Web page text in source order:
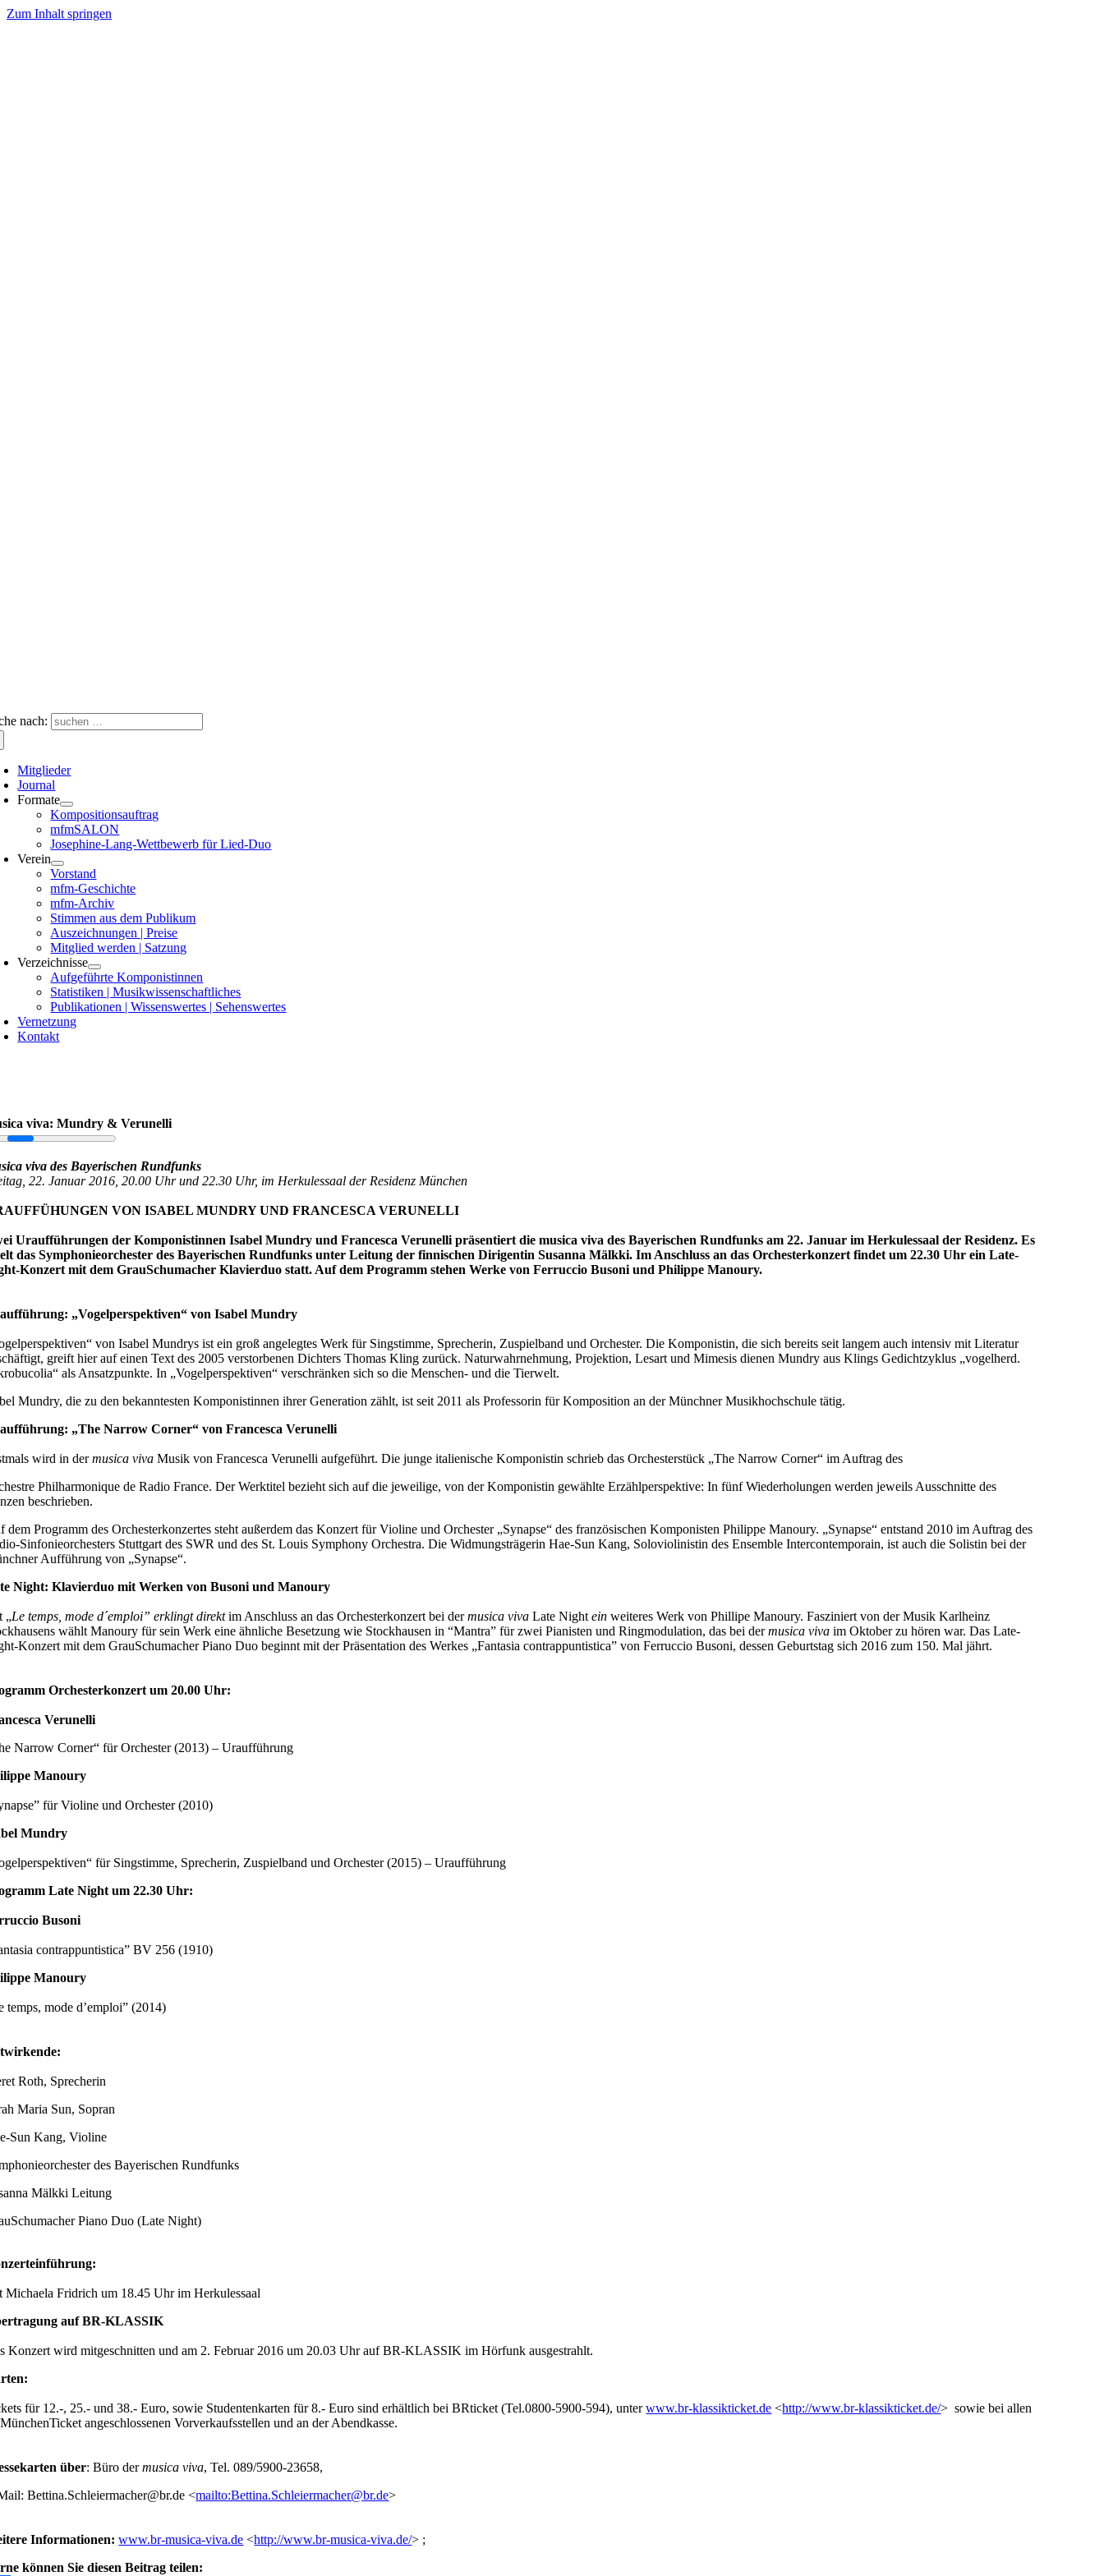
Zum Inhalt springen
nach:
Mitglieder
Journal
Formate
Kompositionsauftrag
mfmSALON
Josephine-Lang-Wettbewerb für Lied-Duo
Verein
Vorstand
mfm-Geschichte
mfm-Archiv
Stimmen aus dem Publikum
Auszeichnungen | Preise
Mitglied werden | Satzung
Verzeichnisse
Aufgeführte Komponistinnen
Statistiken | Musikwissenschaftliches
Publikationen | Wissenswertes | Sehenswertes
Vernetzung
Kontakt
viva: Mundry & Verunelli
viva des Bayerischen Rundfunks
22. Januar 2016, 20.00 Uhr und 22.30 Uhr, im Herkulessaal der Residenz München
VON ISABEL MUNDRY UND FRANCESCA VERUNELLI
Uraufführungen der Komponistinnen Isabel Mundry und Francesca Verunelli präsentiert die musica viva des Bayerischen Rundfunks am 22. Januar im Herkulessaal der Residenz. Es
das Symphonieorchester des Bayerischen Rundfunks unter Leitung der finnischen Dirigentin Susanna Mälkki. Im Anschluss an das Orchesterkonzert findet um 22.30 Uhr ein Late-
Konzert mit dem GrauSchumacher Klavierduo statt. Auf dem Programm stehen Werke von Ferruccio Busoni und Philippe Manoury.
„Vogelperspektiven“ von Isabel Mundry
von Isabel Mundrys ist ein groß angelegtes Werk für Singstimme, Sprecherin, Zuspielband und Orchester. Die Komponistin, die sich bereits seit langem auch intensiv mit Literatur
greift hier auf einen Text des 2005 verstorbenen Dichters Thomas Kling zurück. Naturwahrnehmung, Projektion, Lesart und Mimesis dienen Mundry aus Klings Gedichtzyklus „vogelherd.
als Ansatzpunkte. In „Vogelperspektiven“ verschränken sich so die Menschen- und die Tierwelt.
Mundry, die zu den bekanntesten Komponistinnen ihrer Generation zählt, ist seit 2011 als Professorin für Komposition an der Münchner Musikhochschule tätig.
„The Narrow Corner“ von Francesca Verunelli
wird in dermusica viva Musik von Francesca Verunelli aufgeführt. Die junge italienische Komponistin schrieb das Orchesterstück „The Narrow Corner“ im Auftrag des
Philharmonique de Radio France. Der Werktitel bezieht sich auf die jeweilige, von der Komponistin gewählte Erzählperspektive: In fünf Wiederholungen werden jeweils Ausschnitte des
beschrieben.
dem Programm des Orchesterkonzertes steht außerdem das Konzert für Violine und Orchester „Synapse“ des französischen Komponisten Philippe Manoury. „Synapse“ entstand 2010 im Auftrag des
Sinfonieorchesters Stuttgart des SWR und des St. Louis Symphony Orchestra. Die Widmungsträgerin Hae-Sun Kang, Soloviolinistin des Ensemble Intercontemporain, ist auch die Solistin bei der
Aufführung von „Synapse“.
Night: Klavierduo mit Werken von Busoni und Manoury
„Le temps, mode d´emploi” erklingt direktim Anschluss an das Orchesterkonzert bei dermusica viva Late Nightein weiteres Werk von Phillipe Manoury. Fasziniert von der Musik Karlheinz
wählt Manoury für sein Werk eine ähnliche Besetzung wie Stockhausen in “Mantra” für zwei Pianisten und Ringmodulation, das bei dermusica viva im Oktober zu hören war. Das Late-
Konzert mit dem GrauSchumacher Piano Duo beginnt mit der Präsentation des Werkes „Fantasia contrappuntistica” von Ferruccio Busoni, dessen Geburtstag sich 2016 zum 150. Mal jährt.
Orchesterkonzert um 20.00 Uhr:
Verunelli
Narrow Corner“ für Orchester (2013) – Uraufführung
Manoury
für Violine und Orchester (2010)
Mundry
für Singstimme, Sprecherin, Zuspielband und Orchester (2015) – Uraufführung
Late Night um 22.30 Uhr:
Busoni
contrappuntistica” BV 256 (1910)
Manoury
temps, mode d’emploi” (2014)
Roth, Sprecherin
Maria Sun, Sopran
Sun Kang, Violine
des Bayerischen Rundfunks
Mälkki Leitung
Piano Duo (Late Night)
Michaela Fridrich um 18.45 Uhr im Herkulessaal
auf BR-KLASSIK
Konzert wird mitgeschnitten und am 2. Februar 2016 um 20.03 Uhr auf BR-KLASSIK im Hörfunk ausgestrahlt.
für 12.-, 25.- und 38.- Euro, sowie Studentenkarten für 8.- Euro sind erhältlich bei BRticket (Tel.0800-5900-594), unterwww.br-klassikticket.de <http://www.br-klassikticket.de/> sowie bei allen
angeschlossenen Vorverkaufsstellen und an der Abendkasse.
über: Büro dermusica viva, Tel. 089/5900-23658,
Bettina.Schleiermacher@br.de <mailto:Bettina.Schleiermacher@br.de>
Informationen: www.br-musica-viva.de <http://www.br-musica-viva.de/> ;
können Sie diesen Beitrag teilen: